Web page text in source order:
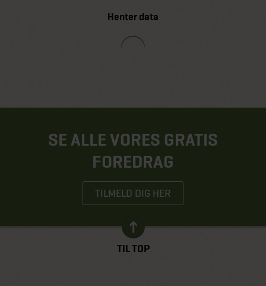
Henter data
SE ALLE VORES GRATIS
FOREDRAG
TILMELD DIG HER
TIL TOP